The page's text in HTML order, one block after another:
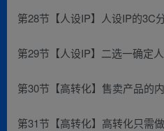
第28节【人设IP】人设IP的3C
第29节【人设IP】二选一确定
第30节【高转化】售卖产品的
第31节【高转化】高转化只需